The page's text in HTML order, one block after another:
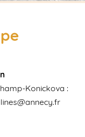
Konickova :